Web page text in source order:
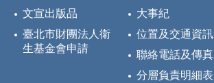
文宣出版品
臺北市財團法人衛
生基金會申請
大事紀
位置及交通資訊
聯絡電話及傳真
分層負責明細表